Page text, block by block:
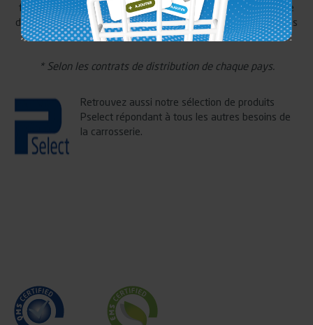
fabriqués par nos usines, nous ajoutons dans notre catalogue
des accessoires sous-châssis d’autres marques premium, triées
sur le volet*.
* Selon les contrats de distribution de chaque pays.
Retrouvez aussi notre sélection de produits
Pselect répondant à tous les autres besoins de
la carrosserie.